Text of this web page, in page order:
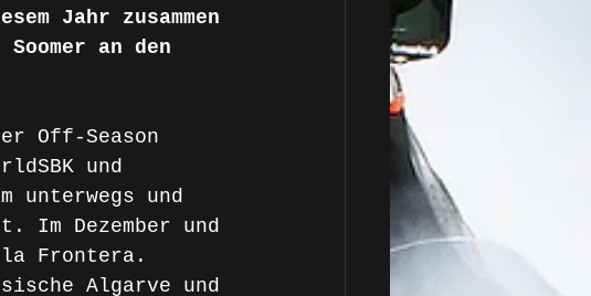
Jahr zusammen
an den
Off-Season
und
unterwegs und
Im Dezember und
Frontera.
Algarve und